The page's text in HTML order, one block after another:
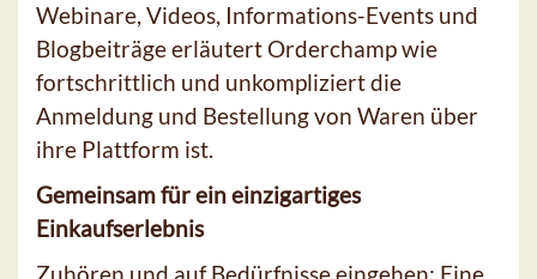
Webinare, Videos, Informations-Events und
Blogbeiträge erläutert Orderchamp wie
fortschrittlich und unkompliziert die
Anmeldung und Bestellung von Waren über
ihre Plattform ist.
Gemeinsam für ein einzigartiges
Einkaufserlebnis